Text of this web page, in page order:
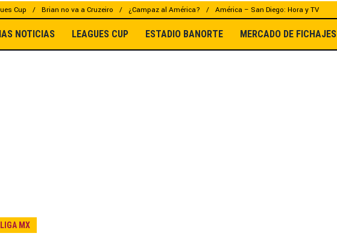
Cup Brian no va a Cruzeiro ¿Campaz al América? América – San Diego: Hora y TV
NOTICIAS LEAGUES CUP ESTADIO BANORTE MERCADO DE FICHAJES
LIGA MX